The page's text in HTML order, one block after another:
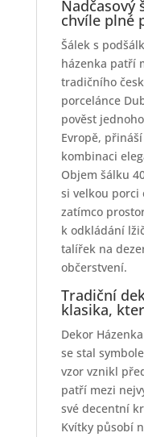
Nadčasový
chvíle plné
Šálek s
házenka patří
tradičního
porcelánce
pověst
Evropě,
kombinaci
Objem šálku
si velkou porci
zatímco
k odkládání
talířek na
občerstvení.
Tradiční
klasika,
Dekor
se stal
vzor vznikl
patří mezi
své decentní
Kvítky působí